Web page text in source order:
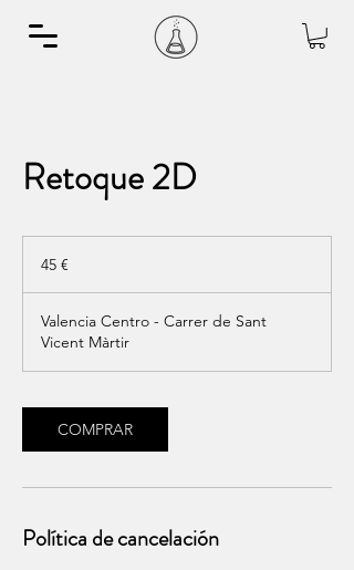
Retoque 2D
45 €
Valencia Centro - Carrer de Sant
Vicent Màrtir
COMPRAR
Política de cancelación